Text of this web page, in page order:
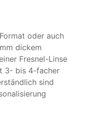
oder auch
dickem
Fresnel-Linse
3- bis 4-facher
sind